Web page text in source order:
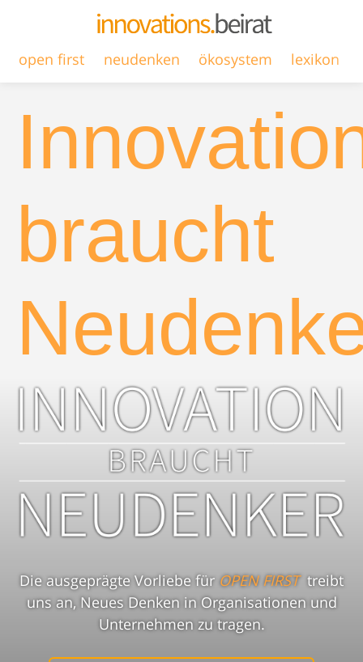
open first neudenken ökosystem lexikon
braucht
Die ausgeprägte Vorliebe für OPEN FIRSTtreibt
uns an, Neues Denken in Organisationen und
Unternehmen zu tragen.